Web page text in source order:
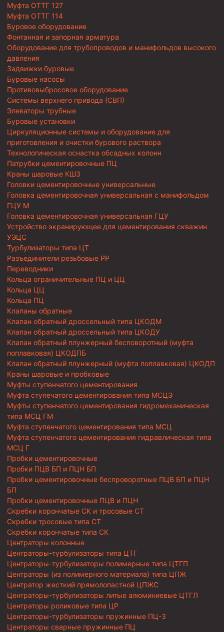
Муфта ОТТГ 127
Муфта ОТТГ 114
Буровое оборудование
Фонтанная и запорная арматура
Оборудование для трубопроводов и манифольдов высокого
давления
Задвижки буровые
Буровые насосы
Противовыбросовое оборудование
Системы верхнего привода (СВП)
Элеваторы трубные
Буровые установки
Циркуляционные системы и оборудование для
приготовления и очистки бурового раствора
Технологическая оснастка обсадных колонн
Патрубки цементировочные ПЦ
Краны шаровые КШЗ
Головки цементировочные универсальные
Головка цементировочная универсальная с манифольдом
ГЦУ М
Головка цементировочная универсальная ГЦУ
Устройство экранирующее для цементирования скважин
УЭЦС
Турбулизаторы типа ЦТ
Разъединители резьбовые РР
Переводники
Кольца ограничительные ПЦ и ЦЦ
Кольца ЦЦ
Кольца ПЦ
Клапаны обратные
Клапан обратный дроссельный типа ЦКОДМ
Клапан обратный дроссельный типа ЦКОДУ
Клапан обратный плунжерный бесповоротный (муфта
поплавковая) ЦКОДПБ
Клапан обратный плунжерный (муфта поплавковая) ЦКОДП
Краны шаровые и пробковые
Муфты ступенчатого цементирования
Муфта ступечатого цементирования типа МСЦЭ
Муфты ступенчатого цементирования гидромеханическая
типа МСЦ ГМ
Муфта ступенчатого цементирования типа МСЦ
Муфта ступенчатого цементирования гидравлическая типа
МСЦ Г
Пробки цементировочные
Пробки ПЦВ БП и ПЦН БП
Пробки цементировочные беспроворотные ПЦВ БП и ПЦН
БП
Пробки цементировочные ПЦВ и ПЦН
Скребки корончатые СК и тросовые СТ
Скребки тросовые типа СТ
Скребки корончатые типа СК
Центраторы колонные
Центраторы-турбулизаторы типа ЦТГ
Центраторы-турбулизаторы полимерные типа ЦТГП
Центраторы (из полимерного материала) типа ЦПЖ
Центратор жесткий прямолопастной ЦПЖС
Центраторы-турбулизаторы литые алюминиевые ЦТГЛ
Центраторы роликовые типа ЦР
Центраторы-турбулизаторы пружинные ПЦ-3
Центраторы сварные пружинные ПЦ